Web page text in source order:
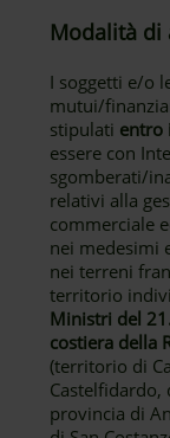
Modalità di
I soggetti e/o
mutui/
stipulati entro
essere con
sgomberati/
relativi alla
commerciale
nei medesimi
nei terreni
territorio
Ministri del
costiera della
(territorio di
Castelfidardo,
provincia di